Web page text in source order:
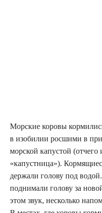
Морские коровы
в изобилии росшими в
морской капустой
«капустница»).
держали голову под
поднимали голову за
этом звук, несколько